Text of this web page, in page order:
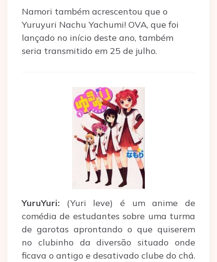
Namori também acrescentou que o
Yuruyuri Nachu Yachumi! OVA, que foi
lançado no início deste ano, também
seria transmitido em 25 de julho.
YuruYuri: (Yuri leve) é um anime de
comédia de estudantes sobre uma turma
de garotas aprontando o que quiserem
no clubinho da diversão situado onde
ficava o antigo e desativado clube do chá.